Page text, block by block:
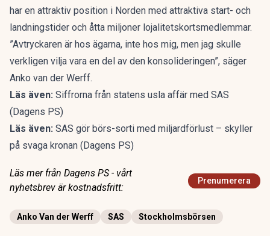
har en attraktiv position i Norden med attraktiva start- och
landningstider och åtta miljoner lojalitetskortsmedlemmar.
”Avtryckaren är hos ägarna, inte hos mig, men jag skulle
verkligen vilja vara en del av den konsolideringen”, säger
Anko van der Werff.
Läs även: Siffrorna från statens usla affär med SAS
(Dagens PS)
Läs även: SAS gör börs-sorti med miljardförlust – skyller
på svaga kronan (Dagens PS)
Läs mer från Dagens PS - vårt
nyhetsbrev är kostnadsfritt:
Prenumerera
Anko Van der Werff SAS Stockholmsbörsen